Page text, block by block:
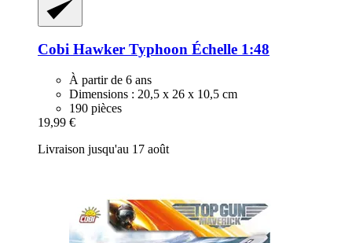
Cobi Hawker Typhoon Échelle 1:48
À partir de 6 ans
Dimensions : 20,5 x 26 x 10,5 cm
190 pièces
19,99 €
Livraison jusqu'au 17 août